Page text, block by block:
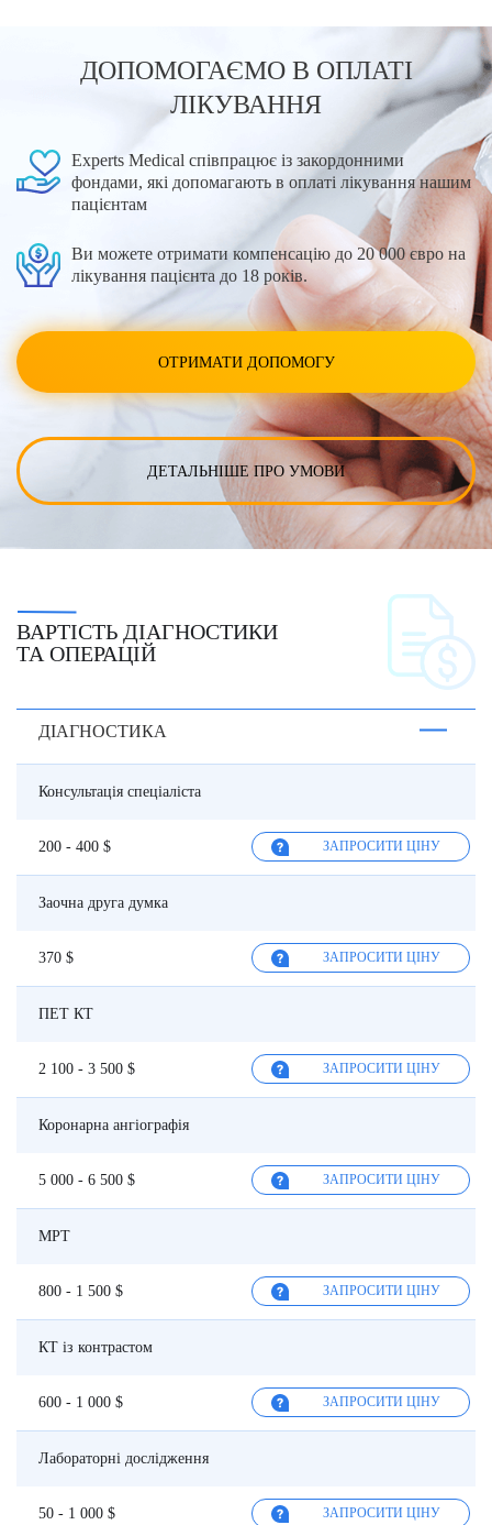
ДОПОМОГАЄМО В ОПЛАТІ
ЛІКУВАННЯ
Experts Medical співпрацює із закордонними
фондами, які допомагають в оплаті лікування нашим
пацієнтам
Ви можете отримати компенсацію до 20 000 євро на
лікування пацієнта до 18 років.
ОТРИМАТИ ДОПОМОГУ
ДЕТАЛЬНІШЕ ПРО УМОВИ
ВАРТІСТЬ ДІАГНОСТИКИ
ТА ОПЕРАЦІЙ
ДІАГНОСТИКА
Консультація спеціаліста
200 - 400 $ ЗАПРОСИТИ ЦІНУ
Заочна друга думка
370 $ ЗАПРОСИТИ ЦІНУ
ПЕТ КТ
2 100 - 3 500 $ ЗАПРОСИТИ ЦІНУ
Коронарна ангіографія
5 000 - 6 500 $ ЗАПРОСИТИ ЦІНУ
МРТ
800 - 1 500 $ ЗАПРОСИТИ ЦІНУ
КТ із контрастом
600 - 1 000 $ ЗАПРОСИТИ ЦІНУ
Лабораторні дослідження
50 - 1 000 $ ЗАПРОСИТИ ЦІНУ